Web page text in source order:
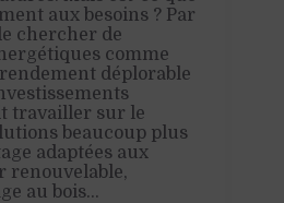
aux besoins ? Par
chercher de
comme
déplorable
travailler sur le
beaucoup plus
adaptées aux
renouvelable,
au bois…